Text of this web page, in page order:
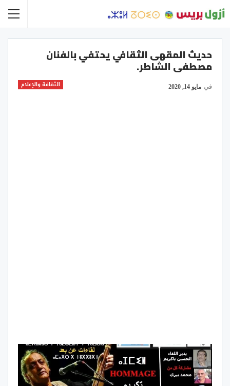
حديث المقهى الثقافي يحتفي بالفنان
مصطفى الشاطر.
الثقافة والإعلام في مايو 14, 2020